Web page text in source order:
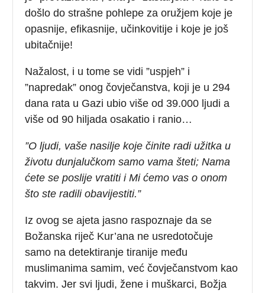
došlo do strašne pohlepe za oružjem koje je
opasnije, efikasnije, učinkovitije i koje je još
ubitačnije!
Nažalost, i u tome se vidi ”uspjeh” i
”napredak” onog čovječanstva, koji je u 294
dana rata u Gazi ubio više od 39.000 ljudi a
više od 90 hiljada osakatio i ranio…
”O ljudi, vaše nasilje koje činite radi užitka u
životu dunjalučkom samo vama šteti; Nama
ćete se poslije vratiti i Mi ćemo vas o onom
što ste radili obavijestiti.”
Iz ovog se ajeta jasno raspoznaje da se
Božanska riječ Kur’ana ne usredotočuje
samo na detektiranje tiranije među
muslimanima samim, već čovječanstvom kao
takvim. Jer svi ljudi, žene i muškarci, Božja